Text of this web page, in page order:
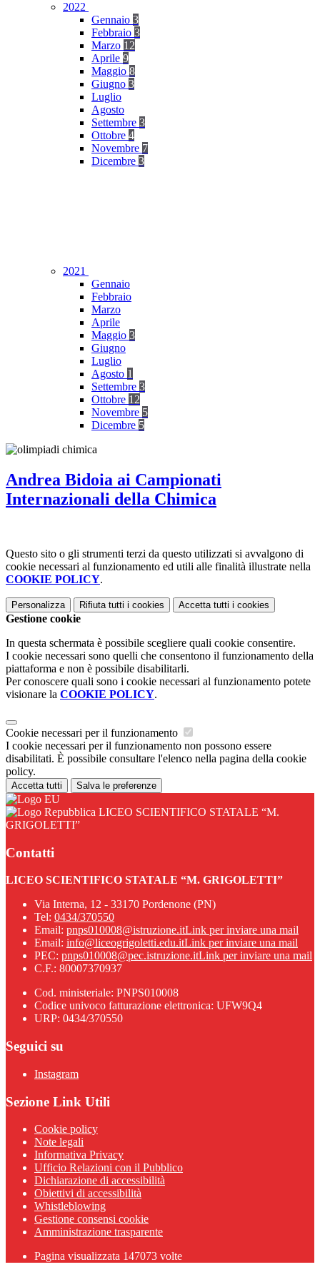
2022
Gennaio 3
Febbraio 3
Marzo 12
Aprile 9
Maggio 8
Giugno 3
Luglio
Agosto
Settembre 3
Ottobre 4
Novembre 7
Dicembre 3
2021
Gennaio
Febbraio
Marzo
Aprile
Maggio 3
Giugno
Luglio
Agosto 1
Settembre 3
Ottobre 12
Novembre 5
Dicembre 5
Andrea Bidoia ai Campionati
Internazionali della Chimica
Questo sito o gli strumenti terzi da questo utilizzati si avvalgono di
cookie necessari al funzionamento ed utili alle finalità illustrate nella
COOKIE POLICY.
Personalizza Rifiuta tutti i cookies Accetta tutti i cookies
Gestione cookie
In questa schermata è possibile scegliere quali cookie consentire.
I cookie necessari sono quelli che consentono il funzionamento della
piattaforma e non è possibile disabilitarli.
Per conoscere quali sono i cookie necessari al funzionamento potete
visionare la COOKIE POLICY.
Cookie necessari per il funzionamento
I cookie necessari per il funzionamento non possono essere
disabilitati. È possibile consultare l'elenco nella pagina della cookie
policy.
Accetta tutti Salva le preferenze
LICEO SCIENTIFICO STATALE “M.
GRIGOLETTI”
Contatti
LICEO SCIENTIFICO STATALE “M. GRIGOLETTI”
Via Interna, 12 - 33170 Pordenone (PN)
Tel: 0434/370550
Email: pnps010008@istruzione.itLink per inviare una mail
Email: info@liceogrigoletti.edu.itLink per inviare una mail
PEC: pnps010008@pec.istruzione.itLink per inviare una mail
C.F.: 80007370937
Cod. ministeriale: PNPS010008
Codice univoco fatturazione elettronica: UFW9Q4
URP: 0434/370550
Seguici su
Instagram
Sezione Link Utili
Cookie policy
Note legali
Informativa Privacy
Ufficio Relazioni con il Pubblico
Dichiarazione di accessibilità
Obiettivi di accessibilità
Whistleblowing
Gestione consensi cookie
Amministrazione trasparente
Pagina visualizzata 147073 volte